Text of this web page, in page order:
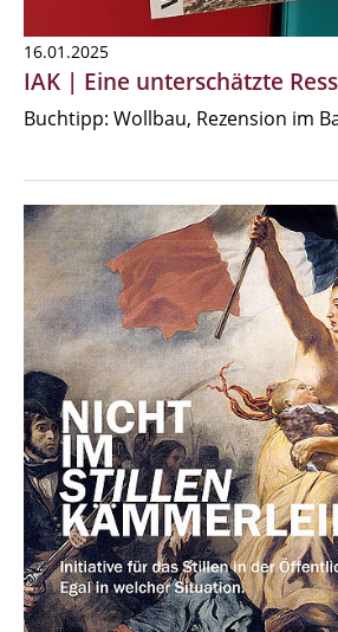
16.01.2025
IAK | Eine unterschätzte
Buchtipp: Wollbau, Rezension im